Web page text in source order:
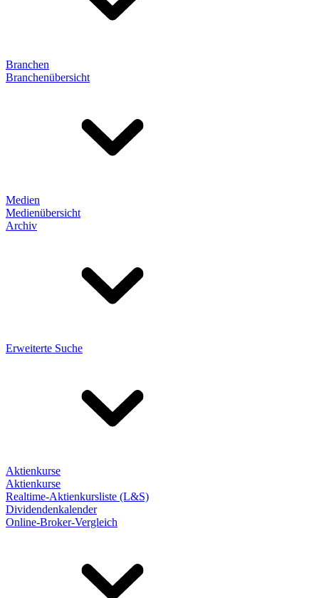
Branchen
Branchenübersicht
Medien
Medienübersicht
Archiv
Erweiterte Suche
Aktienkurse
Aktienkurse
Realtime-Aktienkursliste (L&S)
Dividendenkalender
Online-Broker-Vergleich